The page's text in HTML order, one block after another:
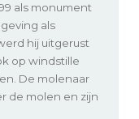
als monument
als
hij uitgerust
op windstille
De molenaar
de molen en zijn